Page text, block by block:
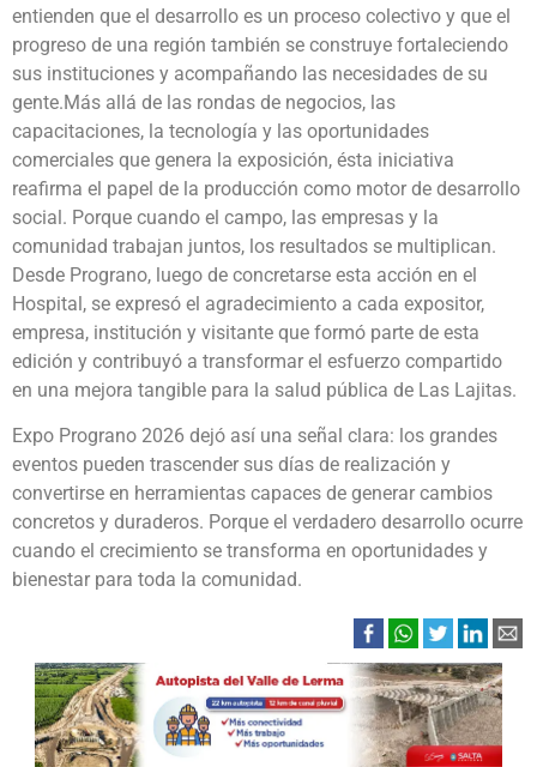
entienden que el desarrollo es un proceso colectivo y que el
progreso de una región también se construye fortaleciendo
sus instituciones y acompañando las necesidades de su
gente.Más allá de las rondas de negocios, las
capacitaciones, la tecnología y las oportunidades
comerciales que genera la exposición, ésta iniciativa
reafirma el papel de la producción como motor de desarrollo
social. Porque cuando el campo, las empresas y la
comunidad trabajan juntos, los resultados se multiplican.
Desde Prograno, luego de concretarse esta acción en el
Hospital, se expresó el agradecimiento a cada expositor,
empresa, institución y visitante que formó parte de esta
edición y contribuyó a transformar el esfuerzo compartido
en una mejora tangible para la salud pública de Las Lajitas.
Expo Prograno 2026 dejó así una señal clara: los grandes
eventos pueden trascender sus días de realización y
convertirse en herramientas capaces de generar cambios
concretos y duraderos. Porque el verdadero desarrollo ocurre
cuando el crecimiento se transforma en oportunidades y
bienestar para toda la comunidad.